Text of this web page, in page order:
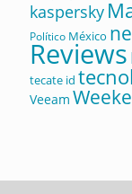
kaspersky
Político México
Reviews
tecate id
Veeam